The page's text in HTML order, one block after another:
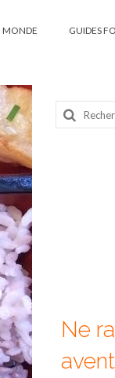
MONDE GUIDES
:
Ne